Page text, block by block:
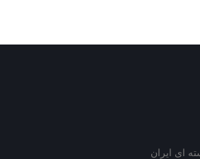
ای ایران